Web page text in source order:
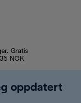
Gratis
NOK
oppdatert